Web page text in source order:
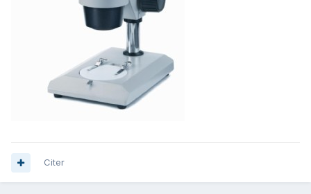
Citer